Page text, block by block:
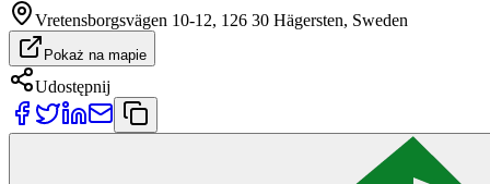
Vretensborgsvägen 10-12, 126 30 Hägersten, Sweden
Pokaż na mapie
Udostępnij